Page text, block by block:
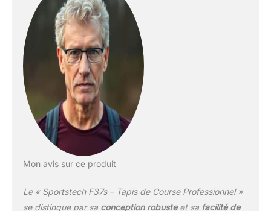
Mon avis sur ce produit
Le « Sportstech F37s – Tapis de Course Professionnel »
se distingue par sa conception robusteet sa facilité de